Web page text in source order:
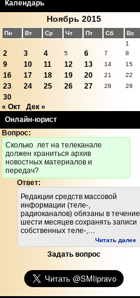
Календарь
Ноябрь 2015
Пн Вт Ср Чт Пт Сб
Вс
1
2 3 4 5 6 7 8
9 10 11 12 13 14 15
16 17 18 19 20 21 22
23 24 25 26 27 28 29
30
« Окт
Дек »
Онлайн-юрист
Вопрос:
Cколько лет на телеканале
должен храниться архив
новостных материалов и
передач?
Ответ:
Редакции средств массовой
информации (теле-,
радиоканалов) обязаны в течение
шести месяцев сохранять записи
собственных теле-,…
Читать далее
Задать вопрос